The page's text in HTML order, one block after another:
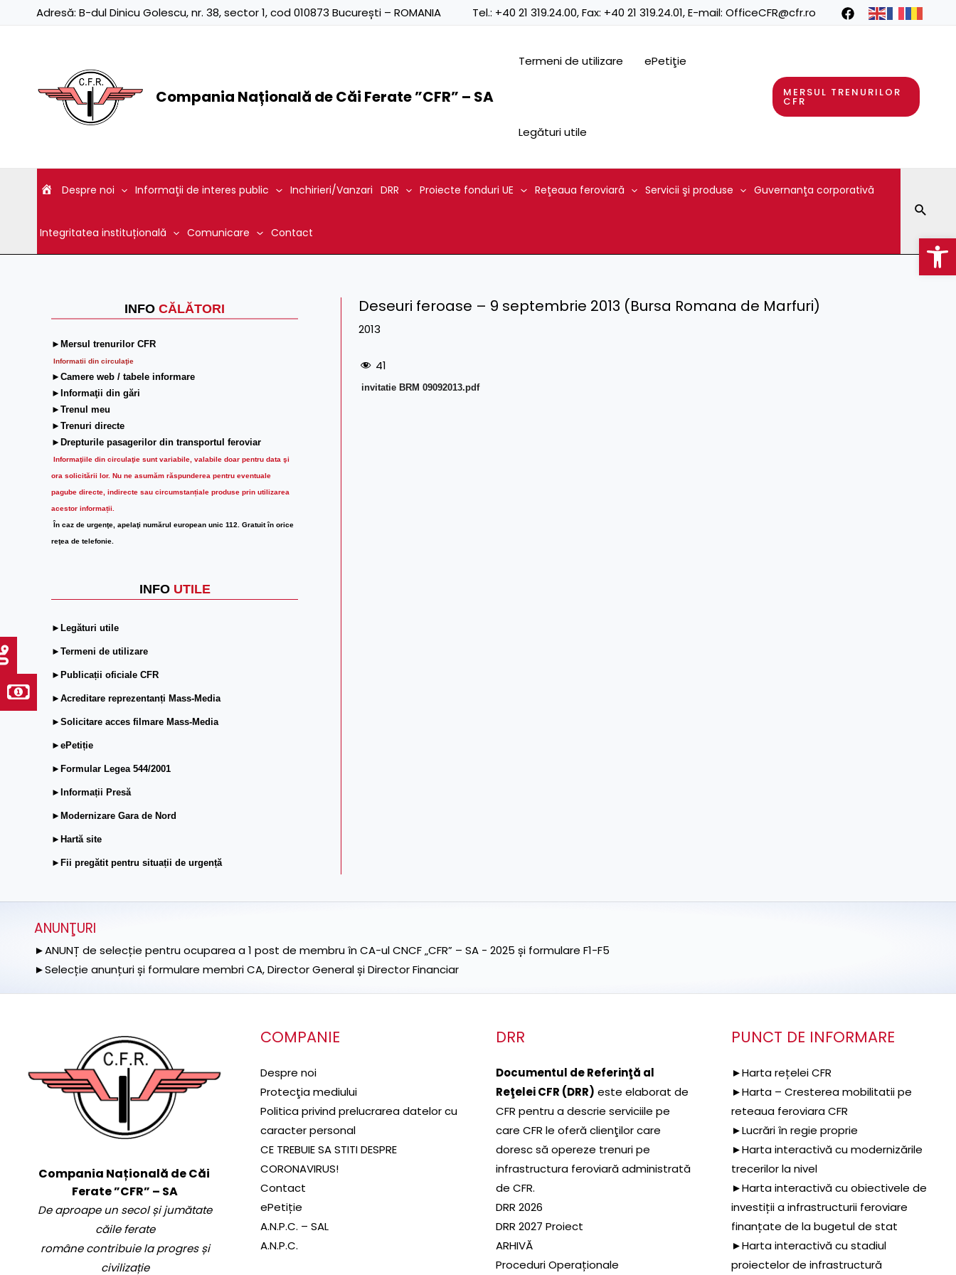
Adresă: B-dul Dinicu Golescu, nr. 38, sector 1, cod 010873 București – ROMANIA Tel.: +40 21 319.24.00, Fax: +40 21 319.24.01, E-mail: OfficeCFR@cfr.ro
Compania Națională de Căi Ferate ”CFR” – SA
Termeni de utilizare ePetiţie
Legături utile
MERSUL TRENURILOR
CFR
Despre noi Informaţii de interes public Inchirieri/Vanzari DRR Proiecte fonduri UE Reţeaua feroviară Servicii şi produse Guvernanţa corporativă
Integritatea instituțională Comunicare Contact
INFO CĂLĂTORI
►Mersul trenurilor CFR
Informatii din circulaţie
►Camere web / tabele informare
►Informaţii din gări
►Trenul meu
►Trenuri directe
►Drepturile pasagerilor din transportul feroviar
Informaţiile din circulaţie sunt variabile, valabile doar pentru data şi
ora solicitării lor. Nu ne asumăm răspunderea pentru eventuale
pagube directe, indirecte sau circumstanțiale produse prin utilizarea
acestor informații.
În caz de urgenţe, apelaţi numărul european unic 112. Gratuit în orice
reţea de telefonie.
INFO UTILE
►Legături utile
►Termeni de utilizare
►Publicații oficiale CFR
►Acreditare reprezentanți Mass-Media
►Solicitare acces filmare Mass-Media
►ePetiție
►Formular Legea 544/2001
►Informații Presă
►Modernizare Gara de Nord
►Hartă site
►Fii pregătit pentru situații de urgență
Deseuri feroase – 9 septembrie 2013 (Bursa Romana de Marfuri)
2013
41
invitatie BRM 09092013.pdf
ANUNŢURI
►ANUNȚ de selecție pentru ocuparea a 1 post de membru în CA-ul CNCF „CFR” – SA - 2025 și formulare F1-F5
►Selecție anunțuri și formulare membri CA, Director General și Director Financiar
Compania Națională de Căi
Ferate ”CFR” – SA
De aproape un secol și jumătate
căile ferate
române contribuie la progres și
civilizație
COMPANIE
Despre noi
Protecţia mediului
Politica privind prelucrarea datelor cu
caracter personal
CE TREBUIE SA STITI DESPRE
CORONAVIRUS!
Contact
ePetiție
A.N.P.C. – SAL
A.N.P.C.
DRR
Documentul de Referinţă al
Reţelei CFR (DRR) este elaborat de
CFR pentru a descrie serviciile pe
care CFR le oferă clienţilor care
doresc să opereze trenuri pe
infrastructura feroviară administrată
de CFR.
DRR 2026
DRR 2027 Proiect
ARHIVĂ
Proceduri Operaționale
PUNCT DE INFORMARE
►Harta rețelei CFR
►Harta – Cresterea mobilitatii pe
reteaua feroviara CFR
►Lucrări în regie proprie
►Harta interactivă cu modernizările
trecerilor la nivel
►Harta interactivă cu obiectivele de
investiții a infrastructurii feroviare
finanțate de la bugetul de stat
►Harta interactivă cu stadiul
proiectelor de infrastructură